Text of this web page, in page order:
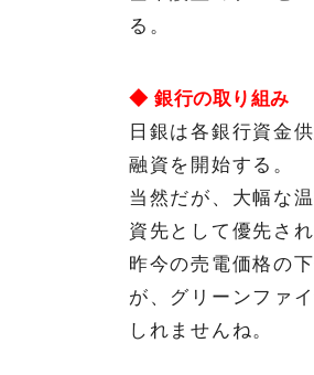
る。
◆ 銀行の取り組み
日銀は各銀行資金
融資を開始する。
当然だが、大幅な
資先として優先され
昨今の売電価格の
が、グリーンファ
しれませんね。